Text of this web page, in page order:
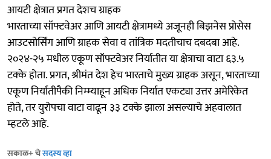
आयटी क्षेत्रात प्रगत देशच ग्राहक
भारताच्या सॉफ्टवेअर आणि आयटी क्षेत्रामध्ये अजूनही बिझनेस प्रोसेस
आउटसोर्सिंग आणि ग्राहक सेवा व तांत्रिक मदतीचाच दबदबा आहे.
२०२४-२५ मधील एकूण सॉफ्टवेअर निर्यातीत या क्षेत्राचा वाटा ६३.५
टक्के होता. प्रगत, श्रीमंत देश हेच भारताचे मुख्य ग्राहक असून, भारताच्या
एकूण निर्यातीपैकी निम्म्याहून अधिक निर्यात एकट्या उत्तर अमेरिकेत
होते, तर युरोपचा वाटा वाढून ३३ टक्के झाला असल्याचे अहवालात
म्हटले आहे.
सकाळ+ चेसदस्य व्हा